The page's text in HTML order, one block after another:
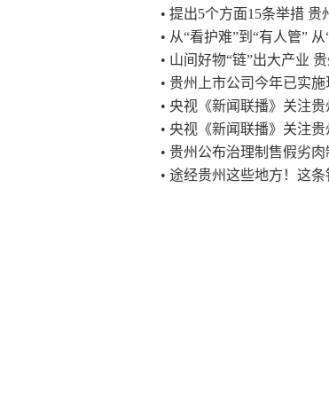
• 提出5个方面15条举措
• 从“看护难”到“有人管”
• 山间好物“链”出大产业
• 贵州上市公司今年已实
• 央视《新闻联播》关注
• 央视《新闻联播》关注
• 贵州公布治理制售假劣
• 途经贵州这些地方！这